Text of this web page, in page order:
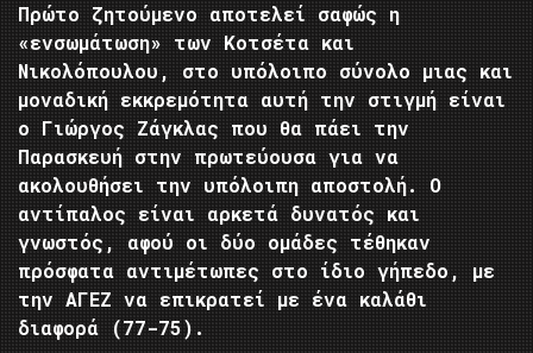
Πρώτο ζητούμενο αποτελεί σαφώς η
«ενσωμάτωση» των Κοτσέτα και
Νικολόπουλου, στο υπόλοιπο σύνολο μιας και
μοναδική εκκρεμότητα αυτή την στιγμή είναι
ο Γιώργος Ζάγκλας που θα πάει την
Παρασκευή στην πρωτεύουσα για να
ακολουθήσει την υπόλοιπη αποστολή. Ο
αντίπαλος είναι αρκετά δυνατός και
γνωστός, αφού οι δύο ομάδες τέθηκαν
πρόσφατα αντιμέτωπες στο ίδιο γήπεδο, με
την ΑΓΕΖ να επικρατεί με ένα καλάθι
διαφορά (77-75).